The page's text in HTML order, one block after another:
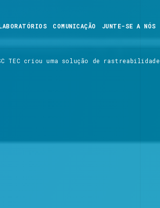
COMUNICAÇÃO JUNTE-SE A NÓS
TEC criou uma solução de rastreabilidade